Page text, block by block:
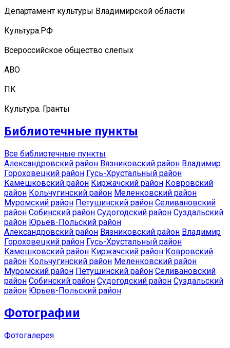
Департамент культуры Владимирской области
Культура.РФ
Всероссийское общество слепых
АВО
ПК
Культура. Гранты
Библиотечные пункты
Все библиотечные пункты
Александровский район Вязниковский район Владимир
Гороховецкий район Гусь-Хрустальный район
Камешковский район Киржачский район Ковровский
район Кольчугинский район Меленковский район
Муромский район Петушинский район Селивановский
район Собинский район Судогодский район Суздальский
район Юрьев-Польский район
Александровский район Вязниковский район Владимир
Гороховецкий район Гусь-Хрустальный район
Камешковский район Киржачский район Ковровский
район Кольчугинский район Меленковский район
Муромский район Петушинский район Селивановский
район Собинский район Судогодский район Суздальский
район Юрьев-Польский район
Фотографии
Фотогалерея